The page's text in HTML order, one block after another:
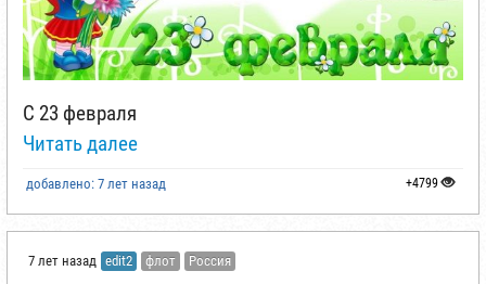
С 23 февраля
Читать далее
добавлено: 7 лет назад +4799
7 лет назад edit2 флот Россия